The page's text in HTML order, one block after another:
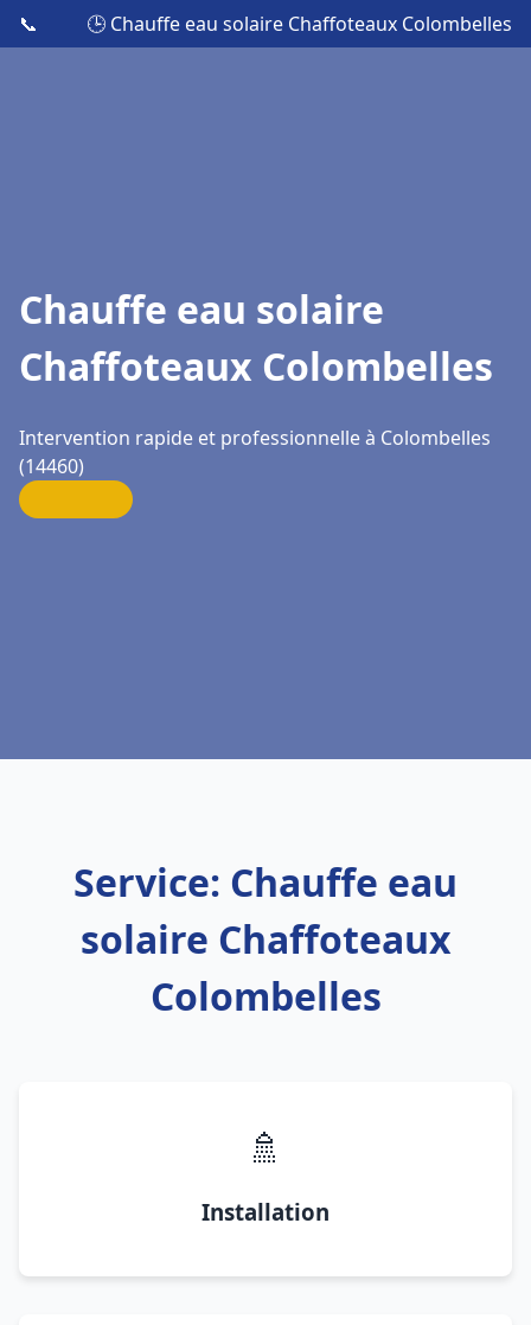
📞 🕒 Chauffe eau solaire Chaffoteaux Colombelles
Chauffe eau solaire
Chaffoteaux Colombelles
Intervention rapide et professionnelle à Colombelles
(14460)
Service: Chauffe eau
solaire Chaffoteaux
Colombelles
🚿
Installation